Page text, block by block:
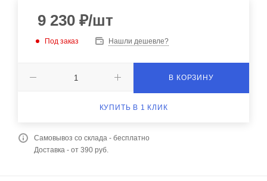
9 230 ₽/шт
Под заказ Нашли дешевле?
В КОРЗИНУ
КУПИТЬ В 1 КЛИК
Самовывоз со склада - бесплатно
Доставка - от 390 руб.